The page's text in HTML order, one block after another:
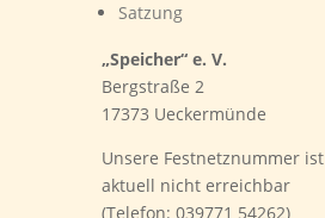
Satzung
„Speicher“ e. V.
Bergstraße 2
17373 Ueckermünde
Unsere Festnetznummer ist
aktuell nicht erreichbar
(Telefon: 039771 54262)